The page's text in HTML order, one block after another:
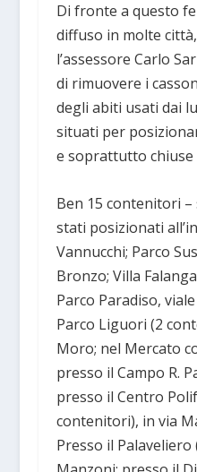
Di fronte a questo
diffuso in molte città,
l’assessore Carlo
di rimuovere i
degli abiti usati dai
situati per
e soprattutto chiuse
Ben 15 contenitori
stati posizionati
Vannucchi; Parco
Bronzo; Villa
Parco Paradiso,
Parco Liguori (2
Moro; nel Mercato
presso il Campo R.
presso il Centro
contenitori), in via
Presso il